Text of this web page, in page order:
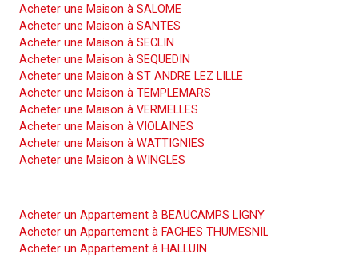
Acheter une Maison à SALOME
Acheter une Maison à SANTES
Acheter une Maison à SECLIN
Acheter une Maison à SEQUEDIN
Acheter une Maison à ST ANDRE LEZ LILLE
Acheter une Maison à TEMPLEMARS
Acheter une Maison à VERMELLES
Acheter une Maison à VIOLAINES
Acheter une Maison à WATTIGNIES
Acheter une Maison à WINGLES
Acheter un Appartement à BEAUCAMPS LIGNY
Acheter un Appartement à FACHES THUMESNIL
Acheter un Appartement à HALLUIN